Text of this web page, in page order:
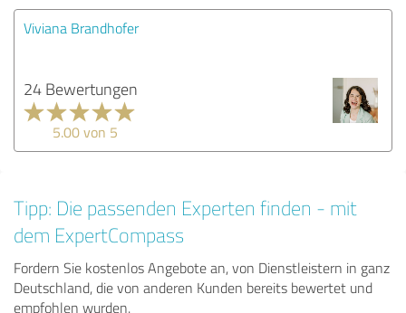
Viviana Brandhofer
24 Bewertungen
5.00 von 5
Tipp: Die passenden Experten finden - mit
dem ExpertCompass
Fordern Sie kostenlos Angebote an, von Dienstleistern in ganz
Deutschland, die von anderen Kunden bereits bewertet und
empfohlen wurden.